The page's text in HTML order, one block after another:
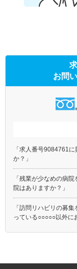
お問
「求人番号9084761
か？」
「残業が少なめの病
院はありますか？」
「訪問リハビリの募
っている○○○○○以外に